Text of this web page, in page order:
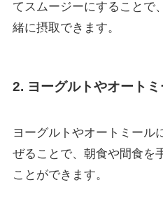
てスムージーにすることで
緒に摂取できます。
2. ヨーグルトやオート
ヨーグルトやオートミール
ぜることで、朝食や間食を
ことができます。